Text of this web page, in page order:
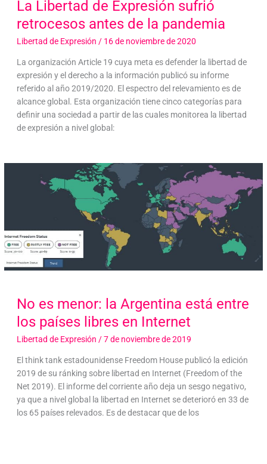
La Libertad de Expresión sufrió
retrocesos antes de la pandemia
Libertad de Expresión / 16 de noviembre de 2020
La organización Article 19 cuya meta es defender la libertad de
expresión y el derecho a la información publicó su informe
referido al año 2019/2020. El espectro del relevamiento es de
alcance global. Esta organización tiene cinco categorías para
definir una sociedad a partir de las cuales monitorea la libertad
de expresión a nivel global:
No es menor: la Argentina está entre
los países libres en Internet
Libertad de Expresión /7 de noviembre de 2019
El think tank estadounidense Freedom House publicó la edición
2019 de su ránking sobre libertad en Internet (Freedom of the
Net 2019). El informe del corriente año deja un sesgo negativo,
ya que a nivel global la libertad en Internet se deterioró en 33 de
los 65 países relevados. Es de destacar que de los